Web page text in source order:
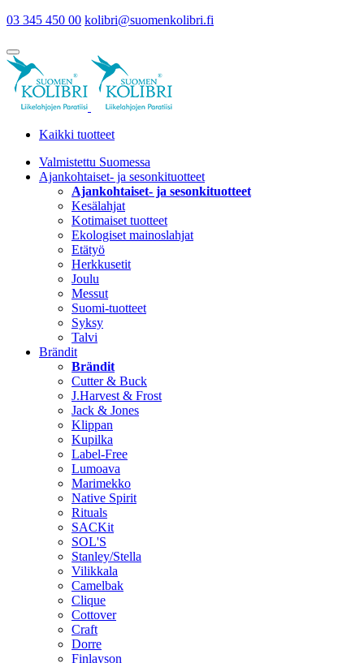
03 345 450 00 kolibri@suomenkolibri.fi
Kaikki tuotteet
Valmistettu Suomessa
Ajankohtaiset- ja sesonkituotteet
Ajankohtaiset- ja sesonkituotteet
Kesälahjat
Kotimaiset tuotteet
Ekologiset mainoslahjat
Etätyö
Herkkusetit
Joulu
Messut
Suomi-tuotteet
Syksy
Talvi
Brändit
Brändit
Cutter & Buck
J.Harvest & Frost
Jack & Jones
Klippan
Kupilka
Label-Free
Lumoava
Marimekko
Native Spirit
Rituals
SACKit
SOL'S
Stanley/Stella
Vilikkala
Camelbak
Clique
Cottover
Craft
Dorre
Finlayson